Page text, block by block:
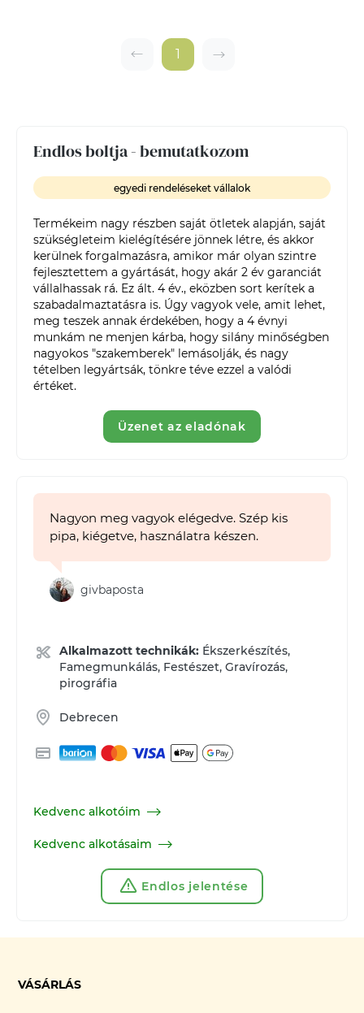
Endlos boltja - bemutatkozom
egyedi rendeléseket vállalok
Termékeim nagy részben saját ötletek alapján, saját
szükségleteim kielégítésére jönnek létre, és akkor
kerülnek forgalmazásra, amikor már olyan szintre
fejlesztettem a gyártását, hogy akár 2 év garanciát
vállalhassak rá. Ez ált. 4 év., eközben sort kerítek a
szabadalmaztatásra is. Úgy vagyok vele, amit lehet,
meg teszek annak érdekében, hogy a 4 évnyi
munkám ne menjen kárba, hogy silány minőségben
nagyokos "szakemberek" lemásolják, és nagy
tételben legyártsák, tönkre téve ezzel a valódi
értéket.
Üzenet az eladónak
Nagyon meg vagyok elégedve. Szép kis
pipa, kiégetve, használatra készen.
givbaposta
Alkalmazott technikák: Ékszerkészítés,
Famegmunkálás, Festészet, Gravírozás,
pirográfia
Debrecen
Kedvenc alkotóim
Kedvenc alkotásaim
Endlos jelentése
1
VÁSÁRLÁS